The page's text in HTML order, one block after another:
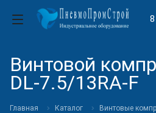
Винтовой
DL-7.5/13RA-F
Главная Каталог Винтовые